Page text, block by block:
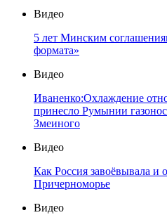
Видео
5 лет Минским
формата»
Видео
Иваненко:Охлаждение
принесло Румынии
Змеиного
Видео
Как Россия завоёвывала и
Причерноморье
Видео